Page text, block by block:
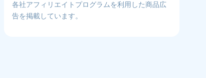
各社アフィリエイトプログラムを利用した商品広
告を掲載しています。